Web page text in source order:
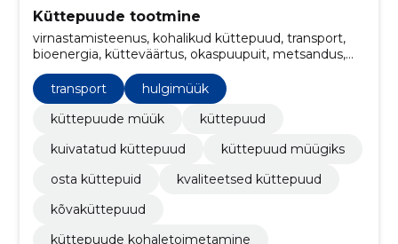
Küttepuude tootmine
virnastamisteenus, kohalikud küttepuud, transport,
bioenergia, kütteväärtus, okaspuupuit, metsandus,
kütteväärtus, pakendatud küttepuud, küttepuude
virnastamine
transport
hulgimüük
küttepuude müük
küttepuud
kuivatatud küttepuud
küttepuud müügiks
osta küttepuid
kvaliteetsed küttepuud
kõvaküttepuud
küttepuude kohaletoimetamine